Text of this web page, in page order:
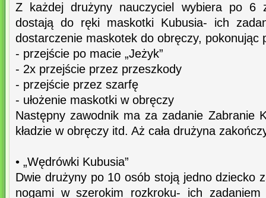
Z każdej drużyny nauczyciel wybiera po 6
dostają do ręki maskotki Kubusia- ich
dostarczenie maskotek do obręczy, pokonując
- przejście po macie „Jeżyk”
- 2x przejście przez przeszkody
- przejście przez szarfę
- ułożenie maskotki w obręczy
Następny zawodnik ma za zadanie Zabranie
kładzie w obręczy itd. Aż cała drużyna
• „Wędrówki Kubusia”
Dwie drużyny po 10 osób stoją jedno dziecko
nogami w szerokim rozkroku- ich zadaniem